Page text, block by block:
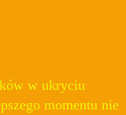
w ukryciu
momentu nie